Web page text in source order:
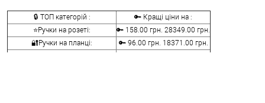
🔒 ТОП категорій :
🔑 Кращі ціни на :
⭐Ручки на розеті:
🔑 158.00 грн. 28349.00 грн.
🔐Ручки на планці:
🔑 96.00 грн. 18371.00 грн.